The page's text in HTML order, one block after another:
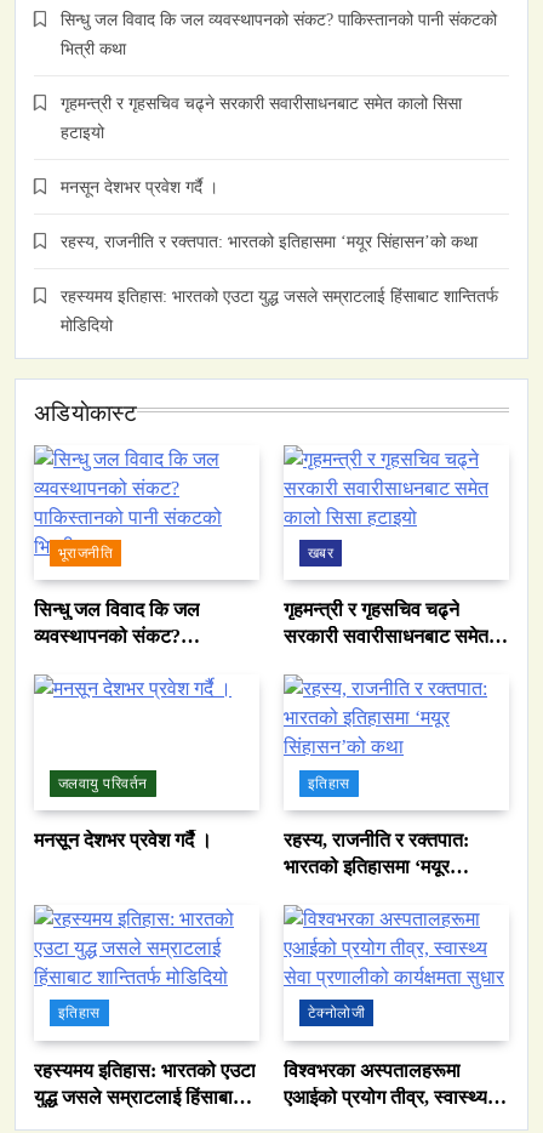
सिन्धु जल विवाद कि जल व्यवस्थापनको संकट? पाकिस्तानको पानी संकटको
भित्री कथा
गृहमन्त्री र गृहसचिव चढ्ने सरकारी सवारीसाधनबाट समेत कालो सिसा
हटाइयो
मनसून देशभर प्रवेश गर्दै ।
रहस्य, राजनीति र रक्तपात: भारतको इतिहासमा ‘मयूर सिंहासन’को कथा
रहस्यमय इतिहास: भारतको एउटा युद्ध जसले सम्राटलाई हिंसाबाट शान्तितर्फ
मोडिदियो
अडियाेकास्ट
भूराजनीति
सिन्धु जल विवाद कि जल
व्यवस्थापनको संकट?
भित्री कथा
खबर
गृहमन्त्री र गृहसचिव चढ्ने
सरकारी सवारीसाधनबाट समेत
जलवायु परिवर्तन
मनसून देशभर प्रवेश गर्दै ।
इतिहास
रहस्य, राजनीति र रक्तपात:
भारतको इतिहासमा ‘मयूर
इतिहास
रहस्यमय इतिहास: भारतको एउटा
युद्ध जसले सम्राटलाई हिंसाबाट
टेक्नोलोजी
विश्वभरका अस्पतालहरूमा
एआईको प्रयोग तीव्र, स्वास्थ्य